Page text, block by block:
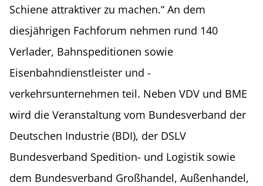
Schiene attraktiver zu machen.“ An dem
diesjährigen Fachforum nehmen rund 140
Verlader, Bahnspeditionen sowie
Eisenbahndienstleister und -
verkehrsunternehmen teil. Neben VDV und BME
wird die Veranstaltung vom Bundesverband der
Deutschen Industrie (BDI), der DSLV
Bundesverband Spedition- und Logistik sowie
dem Bundesverband Großhandel, Außenhandel,